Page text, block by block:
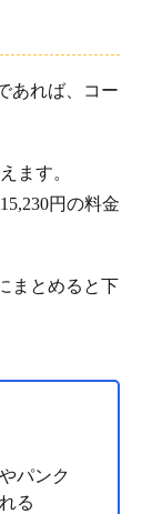
あれば、コー
ます。
円の料金
まとめると下
パンク
る